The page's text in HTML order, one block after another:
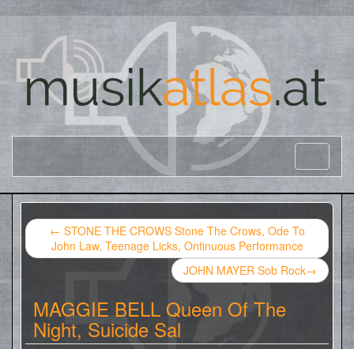
← STONE THE CROWS Stone The Crows, Ode To
John Law, Teenage Licks, Ontinuous Performance
JOHN MAYER Sob Rock→
MAGGIE BELL Queen Of The
Night, Suicide Sal